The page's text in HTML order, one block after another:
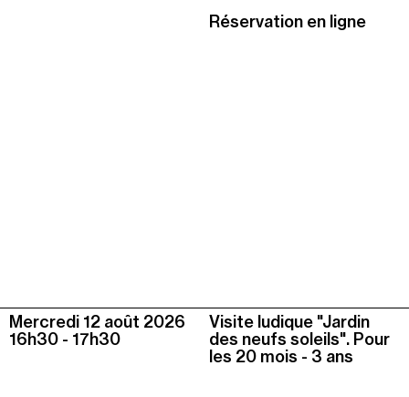
Réservation en ligne
Mercredi 12 août 2026
16h30 - 17h30
Visite ludique "Jardin
des neufs soleils". Pour
les 20 mois - 3 ans